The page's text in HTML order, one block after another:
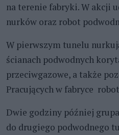
na terenie fabryki. W akcji
nurków oraz robot
W pierwszym tunelu
ścianach podwodnych
przeciwgazowe, a także
Pracujących w fabryce
Dwie godziny później
do drugiego podwodnego